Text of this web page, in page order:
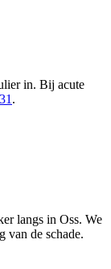
in. Bij acute
.
langs in Oss. We
van de schade.